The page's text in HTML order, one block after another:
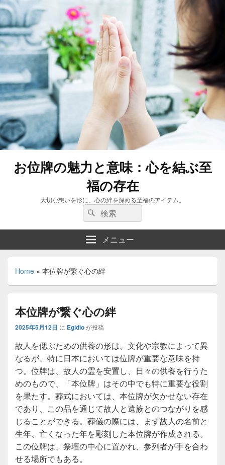
お位牌の魅力と意味：心を結ぶ至
福の存在
大切な想いを形に、心の絆を深める至福のアイテム。
検
索:
検
索
メニュー
Home » 本位牌が繋ぐ心の絆
本位牌が繋ぐ心の絆
2025年5月12日 に Egidioが投稿
故人を偲ぶための供養の形は、文化や宗教によって異
なるが、特に日本においては位牌が重要な意味を持
つ。 位牌は、故人の霊を安置し、日々の供養を行うた
めのもので、「本位牌」はその中でも特に重要な役割
を果たす。葬式においては、本位牌が欠かせない存在
であり、この品を通じて故人と遺族とのつながりを感
じることができる。葬儀の際には、まず故人の名前と
生年、亡くなった年を彫刻した本位牌が作成される。
この位牌は、祭壇の中心に置かれ、参列者が手を合わ
せる場所でもある。